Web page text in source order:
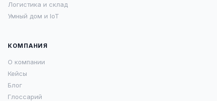
Логистика и склад
Умный дом и IoT
КОМПАНИЯ
О компании
Кейсы
Блог
Глоссарий